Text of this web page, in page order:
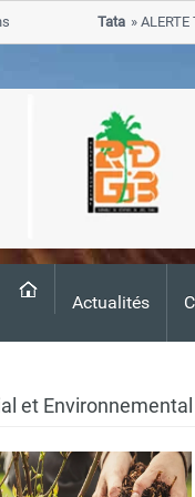
Actualités
ALERTE
progresse dans les
et Environnemental